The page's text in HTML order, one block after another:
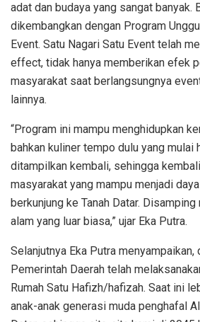
adat dan budaya yang sangat banyak.
dikembangkan dengan Program
Event. Satu Nagari Satu Event telah
effect, tidak hanya memberikan efek
masyarakat saat berlangsungnya
lainnya.
“Program ini mampu menghidupkan
bahkan kuliner tempo dulu yang mulai
ditampilkan kembali, sehingga
masyarakat yang mampu menjadi
berkunjung ke Tanah Datar.
alam yang luar biasa,” ujar Eka Putra.
Selanjutnya Eka Putra
Pemerintah Daerah telah
Rumah Satu Hafizh/hafizah. Saat ini
anak-anak generasi muda penghafal Al